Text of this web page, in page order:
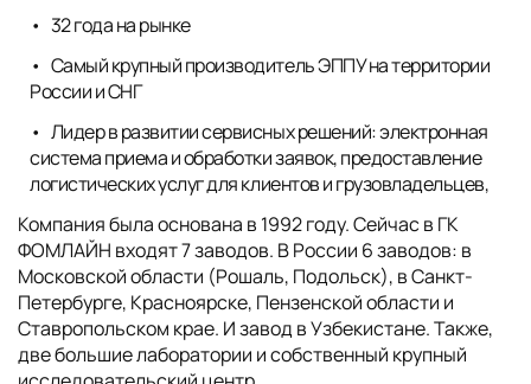
32 года на рынке
Самый крупный производитель ЭППУ на территории
России и СНГ
Лидер в развитии сервисных решений: электронная
система приема и обработки заявок, предоставление
логистических услуг для клиентов и грузовладельцев,
Компания была основана в 1992 году. Сейчас в ГК
ФОМЛАЙН входят 7 заводов. В России 6 заводов: в
Московской области (Рошаль, Подольск), в Санкт-
Петербурге, Красноярске, Пензенской области и
Ставропольском крае. И завод в Узбекистане. Также,
две большие лаборатории и собственный крупный